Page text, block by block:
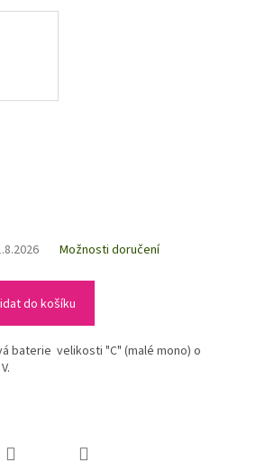
Možnosti doručení
do košíku
baterie velikosti "C" (malé mono) o